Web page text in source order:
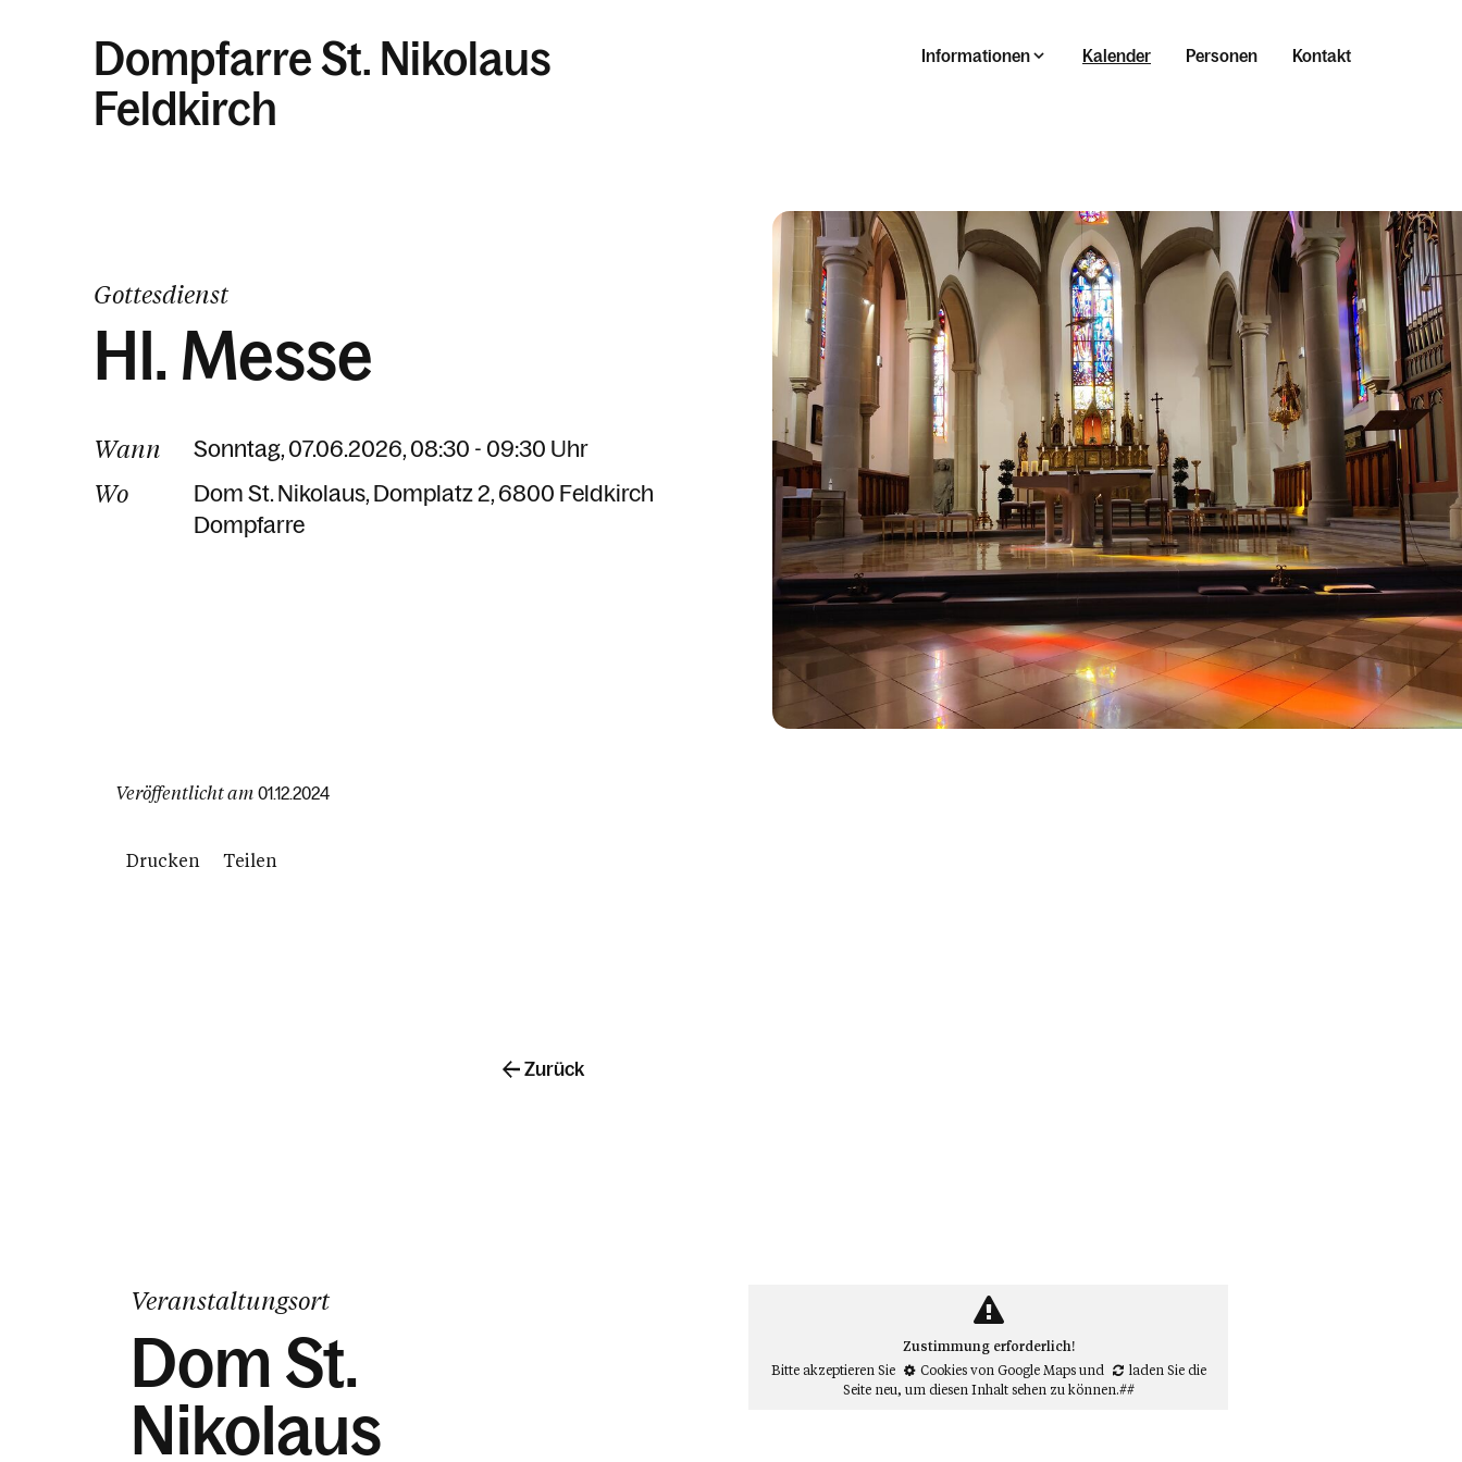
Dompfarre St. Nikolaus
Feldkirch
Informationen Kalender Personen Kontakt
Gottesdienst
Hl. Messe
Wann Sonntag, 07.06.2026, 08:30 - 09:30 Uhr
Wo Dom St. Nikolaus Domplatz 2 6800 Feldkirch
Dompfarre
Veröffentlicht am 01.12.2024
Drucken Teilen
Zurück
Veranstaltungsort
Dom St.
Nikolaus
Zustimmung erforderlich!
Bitte akzeptieren Sie
Cookies von Google Mapsund
laden Sie die
Seite neu, um diesen Inhalt sehen zu können.##